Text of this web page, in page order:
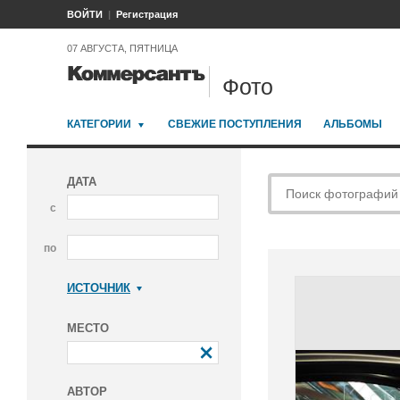
ВОЙТИ Регистрация
07 АВГУСТА, ПЯТНИЦА
Фото
КАТЕГОРИИ СВЕЖИЕ ПОСТУПЛЕНИЯ АЛЬБОМЫ
ДАТА
с
по
ИСТОЧНИК
МЕСТО
АВТОР